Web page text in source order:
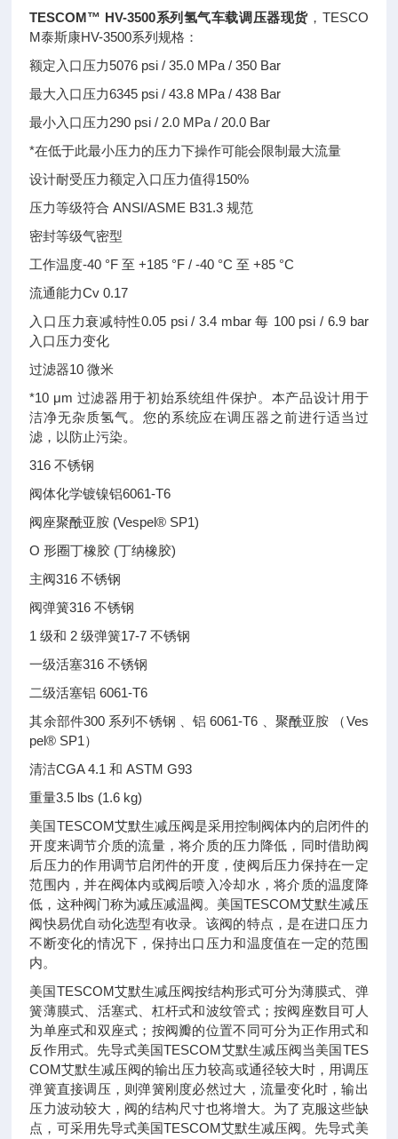
TESCOM™ HV-3500系列氢气车载调压器现货，TESCO
M泰斯康HV-3500系列规格：
额定入口压力5076 psi / 35.0 MPa / 350 Bar
最大入口压力6345 psi / 43.8 MPa / 438 Bar
最小入口压力290 psi / 2.0 MPa / 20.0 Bar
*在低于此最小压力的压力下操作可能会限制最大流量
设计耐受压力额定入口压力值得150%
压力等级符合 ANSI/ASME B31.3 规范
密封等级气密型
工作温度-40 °F 至 +185 °F / -40 °C 至 +85 °C
流通能力Cv 0.17
入口压力衰减特性0.05 psi / 3.4 mbar 每 100 psi / 6.9 bar
入口压力变化
过滤器10 微米
*10 μm 过滤器用于初始系统组件保护。本产品设计用于
洁净无杂质氢气。您的系统应在调压器之前进行适当过
滤，以防止污染。
316 不锈钢
阀体化学镀镍铝6061-T6
阀座聚酰亚胺 (Vespel® SP1)
O 形圈丁橡胶 (丁纳橡胶)
主阀316 不锈钢
阀弹簧316 不锈钢
1 级和 2 级弹簧17-7 不锈钢
一级活塞316 不锈钢
二级活塞铝 6061-T6
其余部件300 系列不锈钢 、铝 6061-T6 、聚酰亚胺 （Ves
pel® SP1）
清洁CGA 4.1 和 ASTM G93
重量3.5 lbs (1.6 kg)
美国TESCOM艾默生减压阀是采用控制阀体内的启闭件的
开度来调节介质的流量，将介质的压力降低，同时借助阀
后压力的作用调节启闭件的开度，使阀后压力保持在一定
范围内，并在阀体内或阀后喷入冷却水，将介质的温度降
低，这种阀门称为减压减温阀。美国TESCOM艾默生减压
阀快易优自动化选型有收录。该阀的特点，是在进口压力
不断变化的情况下，保持出口压力和温度值在一定的范围
内。
美国TESCOM艾默生减压阀按结构形式可分为薄膜式、弹
簧薄膜式、活塞式、杠杆式和波纹管式；按阀座数目可人
为单座式和双座式；按阀瓣的位置不同可分为正作用式和
反作用式。先导式美国TESCOM艾默生减压阀当美国TES
COM艾默生减压阀的输出压力较高或通径较大时，用调压
弹簧直接调压，则弹簧刚度必然过大，流量变化时，输出
压力波动较大，阀的结构尺寸也将增大。为了克服这些缺
点，可采用先导式美国TESCOM艾默生减压阀。先导式美